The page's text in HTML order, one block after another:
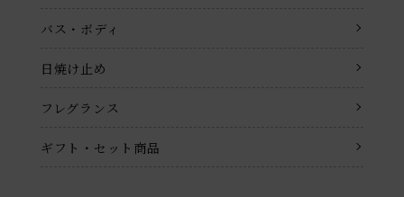
バス・ボディ
日焼け止め
フレグランス
ギフト・セット商品